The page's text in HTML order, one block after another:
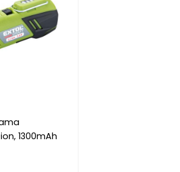
1300mAh